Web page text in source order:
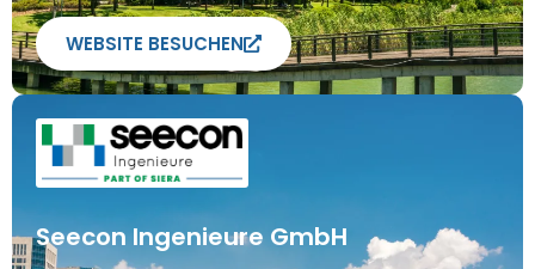
WEBSITE BESUCHEN
Seecon Ingenieure GmbH